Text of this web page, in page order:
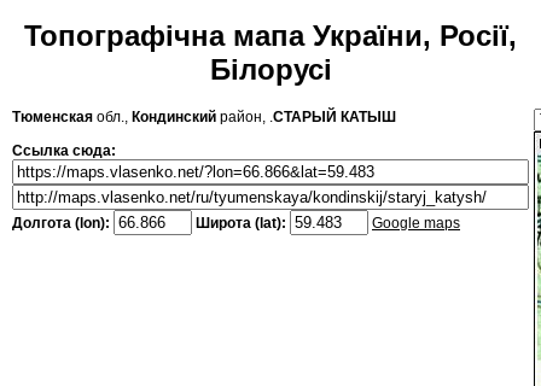
Топографічна мапа України, Росії,
Білорусі
Тюменская обл., Кондинский район, .СТАРЫЙ КАТЫШ
Ссылка сюда:
Долгота (lon): Широта (lat): Google maps